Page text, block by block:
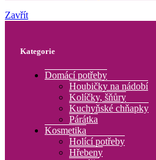
Zavřít
Kategorie
Domácí potřeby
Houbičky na nádobí
Kolíčky, šňůry
Kuchyňské chňapky
Párátka
Kosmetika
Holící potřeby
Hřebeny